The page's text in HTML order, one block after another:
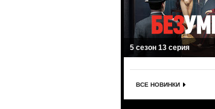
5 сезон 13 серия
ВСЕ НОВИНКИ